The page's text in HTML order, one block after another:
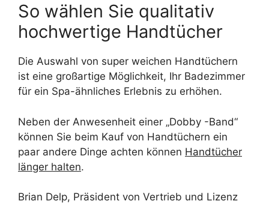
So wählen Sie qualitativ
hochwertige Handtücher
Die Auswahl von super weichen Handtüchern
ist eine großartige Möglichkeit, Ihr Badezimmer
für ein Spa-ähnliches Erlebnis zu erhöhen.
Neben der Anwesenheit einer „Dobby -Band“
können Sie beim Kauf von Handtüchern ein
paar andere Dinge achten können Handtücher
länger halten.
Brian Delp, Präsident von Vertrieb und Lizenz